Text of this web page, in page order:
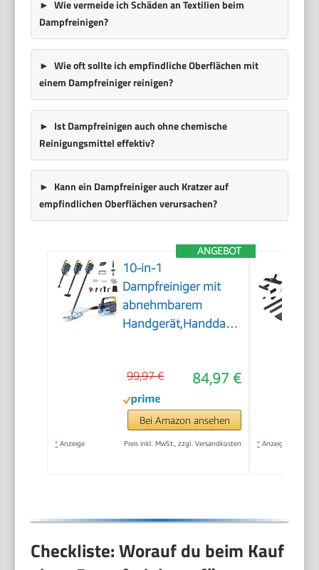
Wie vermeide ich Schäden an Textilien beim
Dampfreinigen?
Wie oft sollte ich empfindliche Oberflächen mit
einem Dampfreiniger reinigen?
Ist Dampfreinigen auch ohne chemische
Reinigungsmittel effektiv?
Kann ein Dampfreiniger auch Kratzer auf
empfindlichen Oberflächen verursachen?
ANGEBOT
10-in-1
Dampfreiniger mit
abnehmbarem
Handgerät,Handdampfreiniger
84,97 €
99,97 €
Bei Amazon ansehen
* Anzeige Preis inkl. MwSt., zzgl. Versandkosten * Anzeige
Checkliste: Worauf du beim Kauf